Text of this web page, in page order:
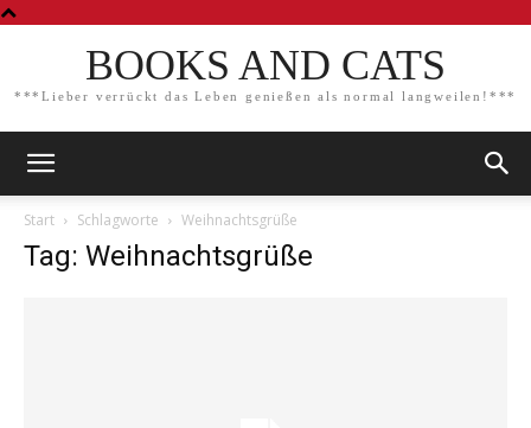
BOOKS AND CATS
***Lieber verrückt das Leben genießen als normal langweilen!***
Start Schlagworte Weihnachtsgrüße
Tag: Weihnachtsgrüße